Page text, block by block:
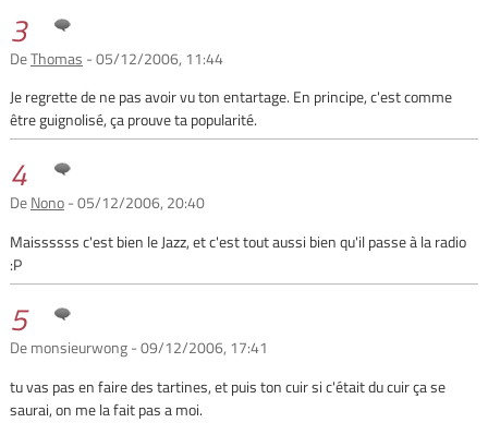
3
DeThomas - 05/12/2006, 11:44
Je regrette de ne pas avoir vu ton entartage. En principe, c'est comme
être guignolisé, ça prouve ta popularité.
4
DeNono- 05/12/2006, 20:40
Maissssss c'est bien le Jazz, et c'est tout aussi bien qu'il passe à la radio
:P
5
De monsieurwong - 09/12/2006, 17:41
tu vas pas en faire des tartines, et puis ton cuir si c'était du cuir ça se
saurai, on me la fait pas a moi.